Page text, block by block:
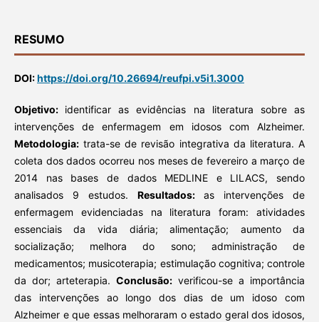
RESUMO
DOI:https://doi.org/10.26694/reufpi.v5i1.3000
Objetivo: identificar as evidências na literatura sobre as
intervenções de enfermagem em idosos com Alzheimer.
Metodologia:trata-se de revisão integrativa da literatura. A
coleta dos dados ocorreu nos meses de fevereiro a março de
2014 nas bases de dados MEDLINE e LILACS, sendo
analisados 9 estudos. Resultados:as intervenções de
enfermagem evidenciadas na literatura foram: atividades
essenciais da vida diária; alimentação; aumento da
socialização; melhora do sono; administração de
medicamentos; musicoterapia; estimulação cognitiva; controle
da dor; arteterapia. Conclusão: verificou-se a importância
das intervenções ao longo dos dias de um idoso com
Alzheimer e que essas melhoraram o estado geral dos idosos,